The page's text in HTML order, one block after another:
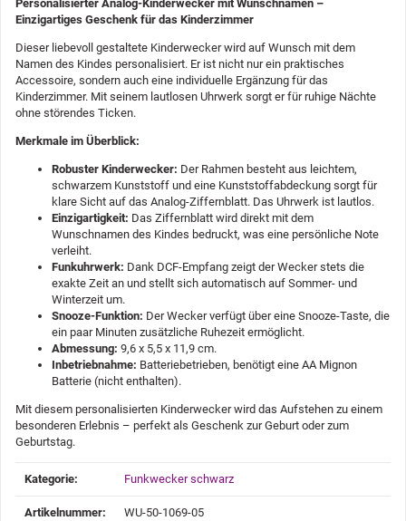
Personalisierter Analog-Kinderwecker mit Wunschnamen –
Einzigartiges Geschenk für das Kinderzimmer
Dieser liebevoll gestaltete Kinderwecker wird auf Wunsch mit dem
Namen des Kindes personalisiert. Er ist nicht nur ein praktisches
Accessoire, sondern auch eine individuelle Ergänzung für das
Kinderzimmer. Mit seinem lautlosen Uhrwerk sorgt er für ruhige Nächte
ohne störendes Ticken.
Merkmale im Überblick:
Robuster Kinderwecker: Der Rahmen besteht aus leichtem,
schwarzem Kunststoff und eine Kunststoffabdeckung sorgt für
klare Sicht auf das Analog-Ziffernblatt. Das Uhrwerk ist lautlos.
Einzigartigkeit: Das Ziffernblatt wird direkt mit dem
Wunschnamen des Kindes bedruckt, was eine persönliche Note
verleiht.
Funkuhrwerk: Dank DCF-Empfang zeigt der Wecker stets die
exakte Zeit an und stellt sich automatisch auf Sommer- und
Winterzeit um.
Snooze-Funktion: Der Wecker verfügt über eine Snooze-Taste, die
ein paar Minuten zusätzliche Ruhezeit ermöglicht.
Abmessung: 9,6 x 5,5 x 11,9 cm.
Inbetriebnahme: Batteriebetrieben, benötigt eine AA Mignon
Batterie (nicht enthalten).
Mit diesem personalisierten Kinderwecker wird das Aufstehen zu einem
besonderen Erlebnis – perfekt als Geschenk zur Geburt oder zum
Geburtstag.
Produkteigenschaft
Wert
Kategorie: Funkwecker schwarz
Artikelnummer: WU-50-1069-05